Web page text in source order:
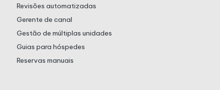
Revisões automatizadas
Gerente de canal
Gestão de múltiplas unidades
Guias para hóspedes
Reservas manuais